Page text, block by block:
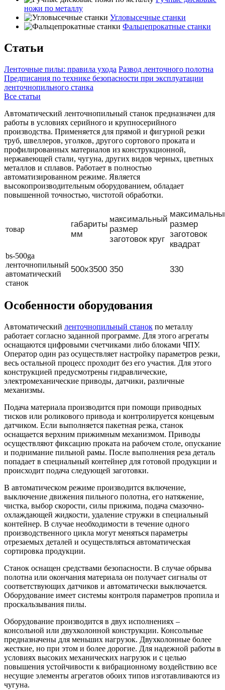
ножи по металлу
Угловысечные станки
Фальцепрокатные станки
Статьи
Ленточные пилы: правила ухода Развод ленточного полотна
Предписания по технике безопасности при эксплуатации
ленточнопильного станка
Все статьи
Автоматический ленточнопильный станок предназначен для
работы в условиях серийного и крупносерийного
производства. Применяется для прямой и фигурной резки
труб, швеллеров, уголков, другого сортового проката и
профилированных материалов из конструкционной,
нержавеющей стали, чугуна, других видов черных, цветных
металлов и сплавов. Работает в полностью
автоматизированном режиме. Является
высокопроизводительным оборудованием, обладает
повышенной точностью, чистотой обработки.
товар
габариты
мм
максимальный
размер
заготовок круг
размер
заготовок
квадрат
bs-500ga
ленточнопильный
автоматический
станок
500х3500 350 330
Особенности оборудования
Автоматический ленточнопильный станок по металлу
работает согласно заданной программе. Для этого агрегаты
оснащаются цифровыми счетчиками либо блоками ЧПУ.
Оператор один раз осуществляет настройку параметров резки,
весь остальной процесс проходит без его участия. Для этого
конструкцией предусмотрены гидравлические,
электромеханические приводы, датчики, различные
механизмы.
Подача материала производится при помощи приводных
тисков или роликового привода и контролируется концевым
датчиком. Если выполняется пакетная резка, станок
оснащается верхним прижимным механизмом. Приводы
осуществляют фиксацию проката на рабочем столе, опускание
и поднимание пильной рамы. После выполнения реза деталь
попадает в специальный контейнер для готовой продукции и
происходит подача следующей заготовки.
В автоматическом режиме производится включение,
выключение движения пильного полотна, его натяжение,
чистка, выбор скорости, силы прижима, подача смазочно-
охлаждающей жидкости, удаление стружки в специальный
контейнер. В случае необходимости в течение одного
производственного цикла могут меняться параметры
отрезаемых деталей и осуществляться автоматическая
сортировка продукции.
Станок оснащен средствами безопасности. В случае обрыва
полотна или окончания материала он получает сигналы от
соответствующих датчиков и автоматически выключается.
Оборудование имеет системы контроля параметров пропила и
проскальзывания пилы.
Оборудование производится в двух исполнениях –
консольной или двухколонной конструкции. Консольные
предназначены для меньших нагрузок. Двухколонные более
жесткие, но при этом и более дорогие. Для надежной работы в
условиях высоких механических нагрузок и с целью
повышения устойчивости к вибрационному воздействию все
несущие элементы агрегатов обоих типов изготавливаются из
чугуна.